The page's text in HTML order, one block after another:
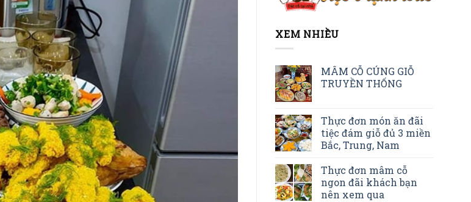
XEM NHIỀU
MÂM CỖ CÚNG GIỖ
TRUYỀN THỐNG
Thực đơn món ăn đãi
tiệc đám giỗ đủ 3 miền
Bắc, Trung, Nam
Thực đơn mâm cỗ
ngon đãi khách bạn
nên xem qua